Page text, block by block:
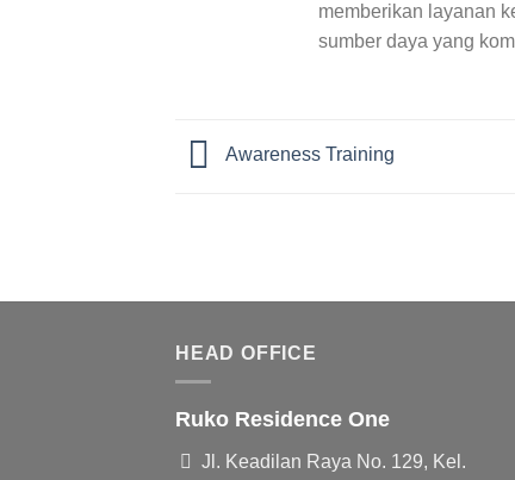
memberikan layanan
sumber daya yang
Awareness Training
HEAD OFFICE
Ruko Residence One
Jl. Keadilan Raya No. 129, Kel.